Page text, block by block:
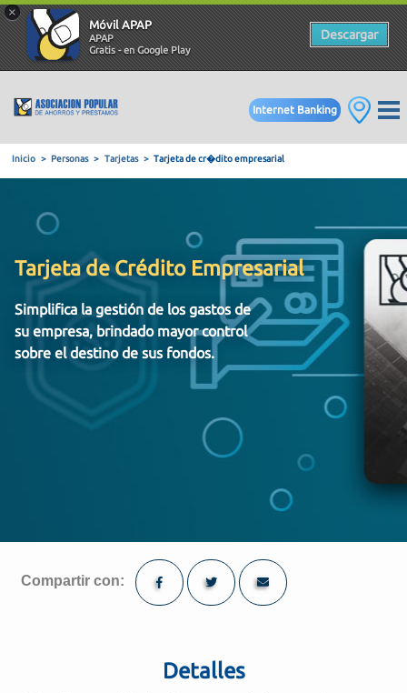
×
Móvil APAP
APAP
Gratis - en Google Play
Descargar
Internet Banking
Inicio
Tarjeta de Crédito Empresarial
Simplifica la gestión de los gastos de
su empresa, brindado mayor control
sobre el destino de sus fondos.
Compartir con:
Detalles